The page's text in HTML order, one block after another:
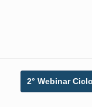
2° Webinar